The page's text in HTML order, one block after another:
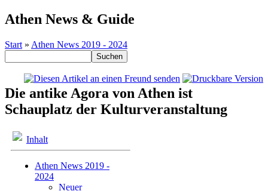
Athen News & Guide
Start » Athen News 2019 - 2024
Die antike Agora von Athen ist
Schauplatz der Kulturveranstaltung
Inhalt
Athen News 2019 -
2024
Neuer